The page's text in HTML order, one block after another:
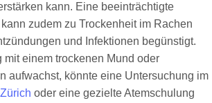
kann. Eine beeinträchtigte
zudem zu Trockenheit im Rachen
und Infektionen begünstigt.
mit einem trockenen Mund oder
aufwachst, könnte eine Untersuchung im
oder eine gezielte Atemschulung